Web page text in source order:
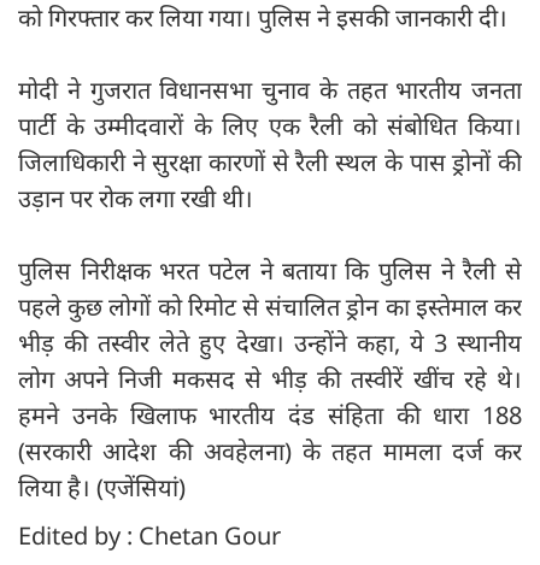
को गिरफ्तार कर लिया गया। पुलिस ने इसकी जानकारी दी।
मोदी ने गुजरात विधानसभा चुनाव के तहत भारतीय जनता
पार्टी के उम्मीदवारों के लिए एक रैली को संबोधित किया।
जिलाधिकारी ने सुरक्षा कारणों से रैली स्थल के पास ड्रोनों की
उड़ान पर रोक लगा रखी थी।
पुलिस निरीक्षक भरत पटेल ने बताया कि पुलिस ने रैली से
पहले कुछ लोगों को रिमोट से संचालित ड्रोन का इस्तेमाल कर
भीड़ की तस्वीर लेते हुए देखा। उन्होंने कहा, ये 3 स्थानीय
लोग अपने निजी मकसद से भीड़ की तस्वीरें खींच रहे थे।
हमने उनके खिलाफ भारतीय दंड संहिता की धारा 188
(सरकारी आदेश की अवहेलना) के तहत मामला दर्ज कर
लिया है। (एजेंसियां)
Edited by : Chetan Gour